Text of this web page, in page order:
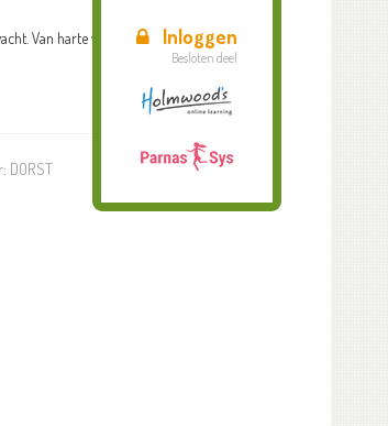
Inloggen
Besloten deel
Van harte welkom!
DORST